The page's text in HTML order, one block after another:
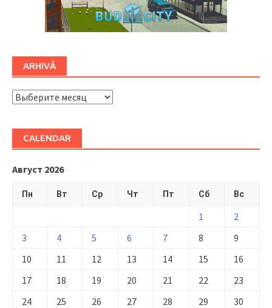
ARHIVĂ
ARHIVĂ
CALENDAR
Август 2026
Пн Вт Ср Чт Пт Сб Вс
1
2
3
4 5 6 7 8
9
10
11 12 13 14 15
16
17
18 19 20 21 22
23
24
25 26 27 28 29
30